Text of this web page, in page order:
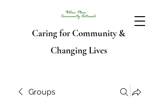
Caring for Community &
Changing Lives
Groups